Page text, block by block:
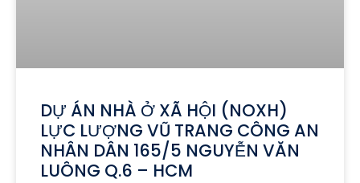
DỰ ÁN NHÀ Ở XÃ HỘI (NOXH)
LỰC LƯỢNG VŨ TRANG CÔNG AN
NHÂN DÂN 165/5 NGUYỄN VĂN
LUÔNG Q.6 – HCM